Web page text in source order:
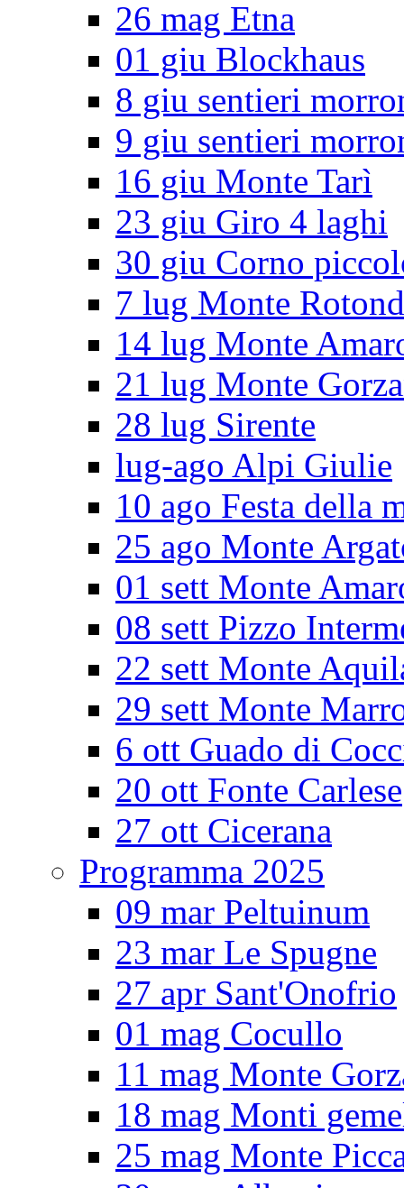
26 mag Etna
01 giu Blockhaus
8 giu sentieri
9 giu sentieri
16 giu Monte Tarì
23 giu Giro 4 laghi
30 giu Corno
7 lug Monte
14 lug Monte
21 lug Monte
28 lug Sirente
lug-ago Alpi Giulie
10 ago Festa della
25 ago Monte
01 sett Monte
08 sett Pizzo
22 sett Monte
29 sett Monte
6 ott Guado di
20 ott Fonte Carlese
27 ott Cicerana
Programma 2025
09 mar Peltuinum
23 mar Le Spugne
27 apr Sant'Onofrio
01 mag Cocullo
11 mag Monte
18 mag Monti
25 mag Monte